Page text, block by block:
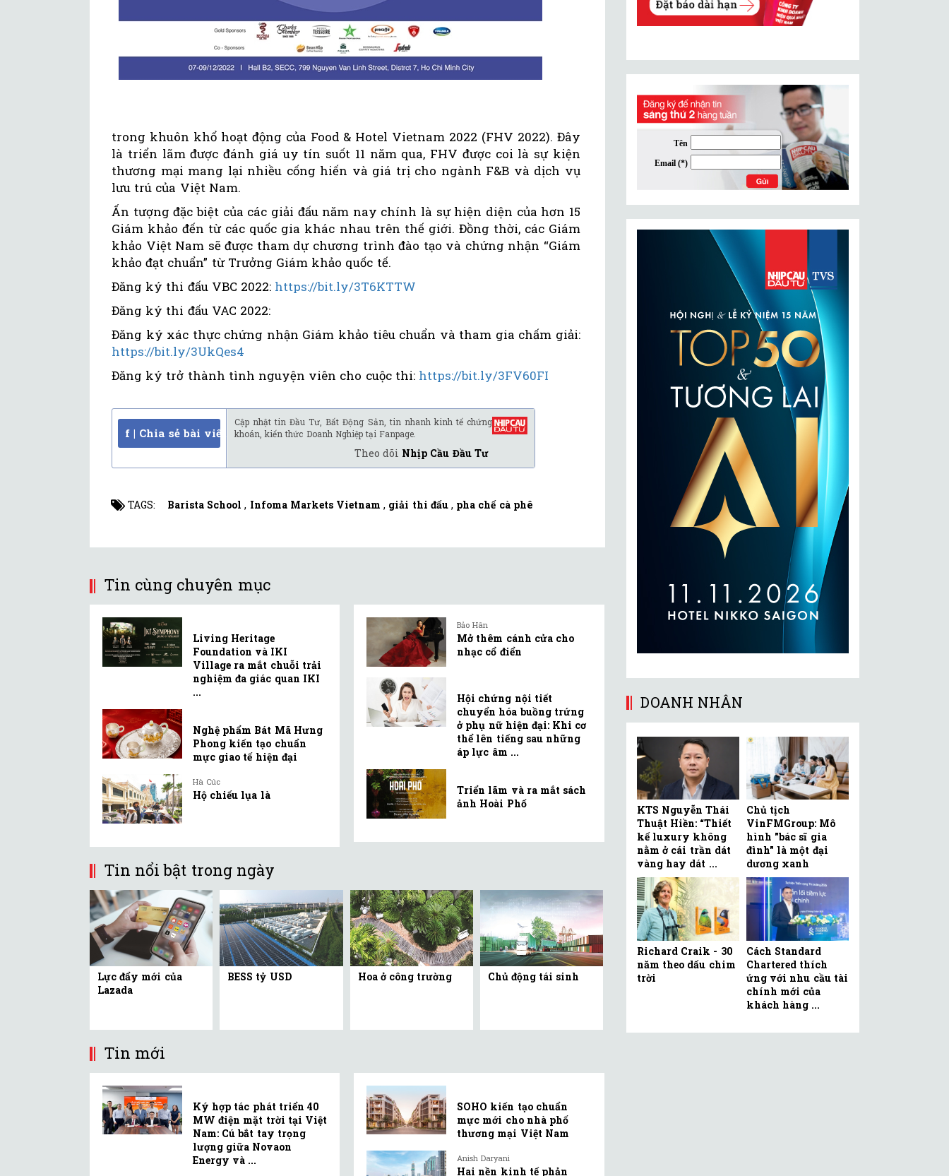
trong khuôn khổ hoạt động của Food & Hotel Vietnam 2022 (FHV 2022). Đây
là triển lãm được đánh giá uy tín suốt 11 năm qua, FHV được coi là sự kiện
thương mại mang lại nhiều cống hiến và giá trị cho ngành F&B và dịch vụ
lưu trú của Việt Nam.
Ấn tượng đặc biệt của các giải đấu năm nay chính là sự hiện diện của hơn 15
Giám khảo đến từ các quốc gia khác nhau trên thế giới. Đồng thời, các Giám
khảo Việt Nam sẽ được tham dự chương trình đào tạo và chứng nhận “Giám
khảo đạt chuẩn” từ Trưởng Giám khảo quốc tế.
Đăng ký thi đấu VBC 2022: https://bit.ly/3T6KTTW
Đăng ký thi đấu VAC 2022:
Đăng ký xác thực chứng nhận Giám khảo tiêu chuẩn và tham gia chấm giải:
https://bit.ly/3UkQes4
Đăng ký trở thành tình nguyện viên cho cuộc thi: https://bit.ly/3FV60FI
f | Chia sẻ bài viết
Cập nhật tin Đầu Tư, Bất Động Sản, tin nhanh kinh tế chứng
khoán, kiến thức Doanh Nghiệp tại Fanpage.
Theo dõi Nhịp Cầu Đầu Tư
TAGS: Barista School , Infoma Markets Vietnam , giải thi đấu, pha chế cà phê
Tin cùng chuyên mục
Living Heritage
Foundation và IKI
Village ra mắt chuỗi trải
nghiệm đa giác quan IKI
...
Nghệ phẩm Bát Mã Hưng
Phong kiến tạo chuẩn
mực giao tế hiện đại
Hà Cúc
Hộ chiếu lụa là
Bảo Hân
Mở thêm cánh cửa cho
nhạc cổ điển
Hội chứng nội tiết
chuyển hóa buồng trứng
ở phụ nữ hiện đại: Khi cơ
thể lên tiếng sau những
áp lực âm ...
Triển lãm và ra mắt sách
ảnh Hoài Phố
Tin nổi bật trong ngày
Lực đẩy mới của
Lazada
BESS tỷ USD Hoa ở công trường Chủ động tái sinh
Tin mới
Ký hợp tác phát triển 40
MW điện mặt trời tại Việt
Nam: Cú bắt tay trọng
lượng giữa Novaon
Energy và ...
SOHO kiến tạo chuẩn
mực mới cho nhà phố
thương mại Việt Nam
Anish Daryani
Hai nền kinh tế phản
DOANH NHÂN
KTS Nguyễn Thái
Thuật Hiền: “Thiết
kế luxury không
nằm ở cái trần dát
vàng hay dát ...
Chủ tịch
VinFMGroup: Mô
hình "bác sĩ gia
đình" là một đại
dương xanh
Richard Craik - 30
năm theo dấu chim
trời
Cách Standard
Chartered thích
ứng với nhu cầu tài
chính mới của
khách hàng ...